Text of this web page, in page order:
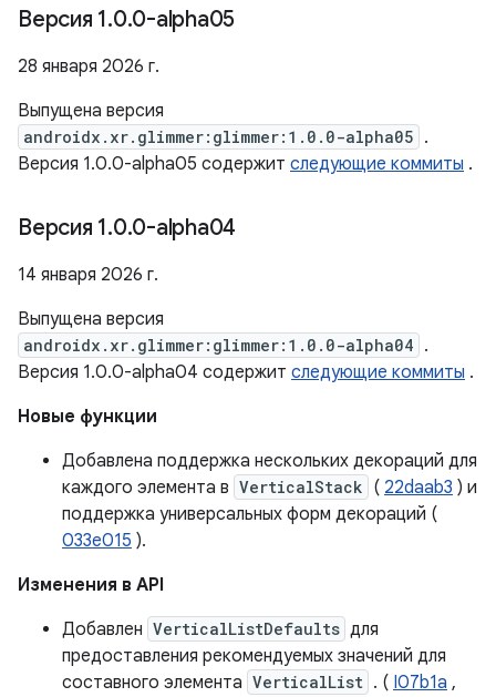
Версия 1.0.0-alpha05
28 января 2026 г.
Выпущена версия
androidx.xr.glimmer:glimmer:1.0.0-alpha05 .
Версия 1.0.0-alpha05 содержит следующие коммиты .
Версия 1.0.0-alpha04
14 января 2026 г.
Выпущена версия
androidx.xr.glimmer:glimmer:1.0.0-alpha04 .
Версия 1.0.0-alpha04 содержит следующие коммиты .
Новые функции
Добавлена ​​поддержка нескольких декораций для
каждого элемента в VerticalStack ( 22daab3 ) и
поддержка универсальных форм декораций (
033e015 ).
Изменения в API
Добавлен VerticalListDefaults для
предоставления рекомендуемых значений для
составного элемента VerticalList . ( I07b1a ,